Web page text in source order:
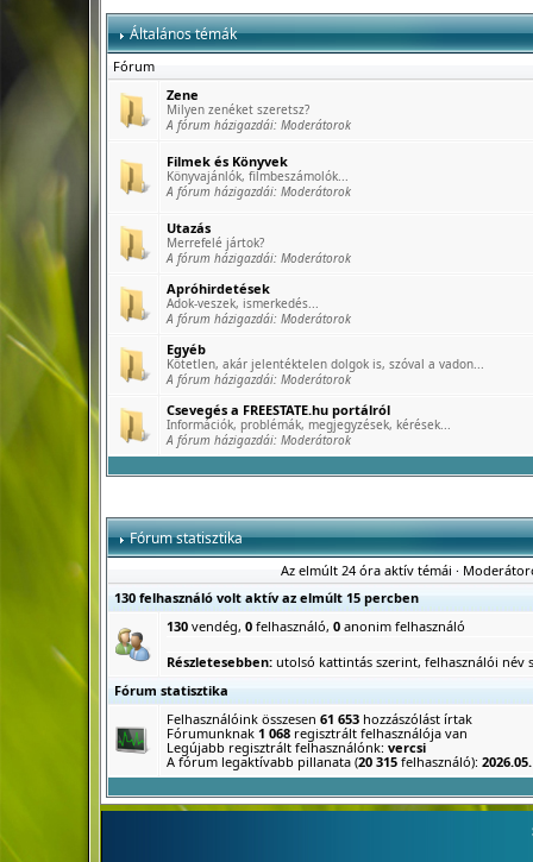
Általános témák
Fórum
Zene
Milyen zenéket szeretsz?
A fórum házigazdái: Moderátorok
Filmek és Könyvek
Könyvajánlók, filmbeszámolók...
A fórum házigazdái: Moderátorok
Utazás
Merrefelé jártok?
A fórum házigazdái: Moderátorok
Apróhirdetések
Adok-veszek, ismerkedés...
A fórum házigazdái: Moderátorok
Egyéb
Kötetlen, akár jelentéktelen dolgok is, szóval a vadon...
A fórum házigazdái: Moderátorok
Csevegés a FREESTATE.hu portálról
Információk, problémák, megjegyzések, kérések...
A fórum házigazdái: Moderátorok
Fórum statisztika
Az elmúlt 24 óra aktív témái ·
130 felhasználó volt aktív az elmúlt 15 percben
130vendég, 0felhasználó, 0anonim felhasználó
Részletesebben: utolsó kattintás szerint, felhasználói név
Fórum statisztika
Felhasználóink összesen 61 653hozzászólást írtak
Fórumunknak 1 068regisztrált felhasználója van
Legújabb regisztrált felhasználónk: vercsi
A fórum legaktívabb pillanata (20 315felhasználó):